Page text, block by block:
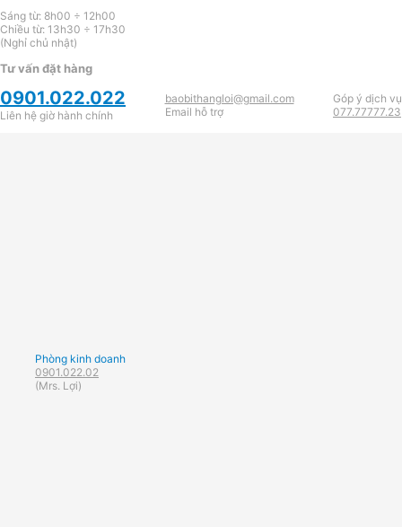
Sáng từ: 8h00 ÷ 12h00
Chiều từ: 13h30 ÷ 17h30
(Nghỉ chủ nhật)
Tư vấn đặt hàng
0901.022.022
Liên hệ giờ hành chính
baobithangloi@gmail.com
Email hỗ trợ
Góp ý dịch vụ
077.77777.23
Phòng kinh doanh
0901.022.02
(Mrs. Lợi)